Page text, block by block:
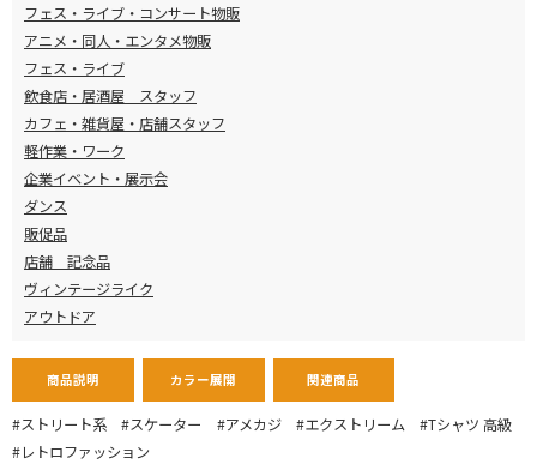
フェス・ライブ・コンサート物販
アニメ・同人・エンタメ物販
フェス・ライブ
飲食店・居酒屋 スタッフ
カフェ・雑貨屋・店舗スタッフ
軽作業・ワーク
企業イベント・展示会
ダンス
販促品
店舗 記念品
ヴィンテージライク
アウトドア
商品説明 カラー展開 関連商品
#ストリート系 #スケーター #アメカジ #エクストリーム
#Tシャツ 高級
#レトロファッション